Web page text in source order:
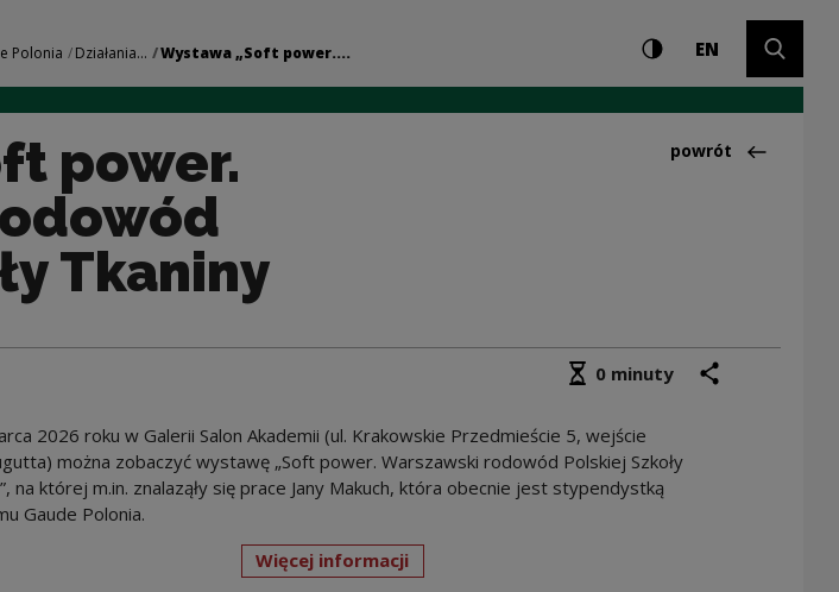
rodowód Polskiej
Polonia Działania... Wystawa „Soft power.... Ustawienia iWysoki kontrast
ENCHANGE
power.
Tkaniny
Powrót
powrót
Średni czas czytania
0 minuty
2026 roku w Galerii Salon Akademii (ul. Krakowskie Przedmieście 5, wejście
można zobaczyć wystawę „Soft power. Warszawski rodowód Polskiej Szkoły
na której m.in. znalaząły się prace Jany Makuch, która obecnie jest stypendystką
Gaude Polonia.
Więcej informacji